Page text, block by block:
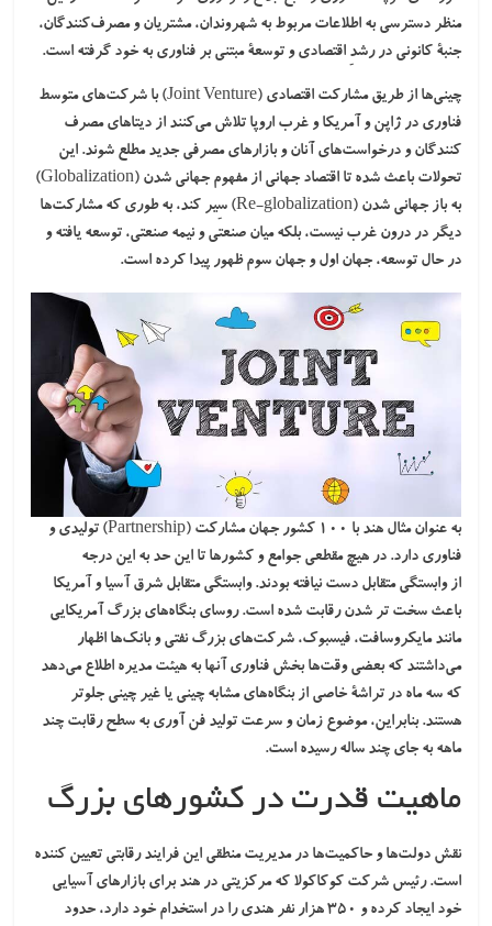
منظر دسترسی به اطلاعات مربوط به شهروندان، مشتریان و مصرف‌کنندگان،
جنبۀ کانونی در رشدِ اقتصادی و توسعۀ مبتنی بر فناوری به خود گرفته است.
چینی‌ها از طریق مشارکت اقتصادی (Joint Venture) با شرکت‌های متوسط
فناوری در ژاپن و آمریکا و غرب اروپا تلاش می‌کنند از دیتاهای مصرف
کنندگان و درخواست‌های آنان و بازارهای مصرفی جدید مطلع شوند. این
تحولات باعث شده تا اقتصاد جهانی از مفهومجهانی شدن
(Globalization)
بهباز جهانی شدن
(Re-globalization) سِیر کند، به طوری که مشارکت‌ها
دیگر در درون غرب نیست، بلکه میان صنعتی و نیمه صنعتی، توسعه یافته و
در حال توسعه، جهان اول و جهان سوم ظهور پیدا کرده است.
به عنوان مثال هند با ۱۰۰ کشور جهان مشارکت (Partnership) تولیدی و
فناوری دارد. در هیچ مقطعی جوامع و کشورها تا این حد به این درجه
ازوابستگی متقابلدست نیافته بودند. وابستگی متقابل شرق آسیا و آمریکا
باعث سخت‌ تر شدن رقابت شده است. روسای بنگاه‌های بزرگ آمریکایی
مانند مایکروسافت، فیسبوک، شرکت‌های بزرگ نفتی و بانک‌ها اظهار
می‌داشتند که بعضی وقت‌ها بخش فناوری آنها به هیئت مدیره اطلاع می‌دهد
که سه ماه در تراشۀ خاصی از بنگاه‌های مشابه چینی یا غیر چینی جلوتر
هستند. بنابراین، موضوع زمان و سرعت تولید فن آوری به سطح رقابت چند
ماهه به جای چند ساله رسیده است.
ماهیت قدرت در کشورهای بزرگ
نقش دولت‌ها و حاکمیت‌ها در مدیریت منطقی این فرایند رقابتی تعیین کننده
است. رئیس شرکت کوکاکولا که مرکزیتی در هند برای بازارهای آسیایی
خود ایجاد کرده و ۳۵۰ هزار نفر هندی را در استخدام خود دارد، حدود